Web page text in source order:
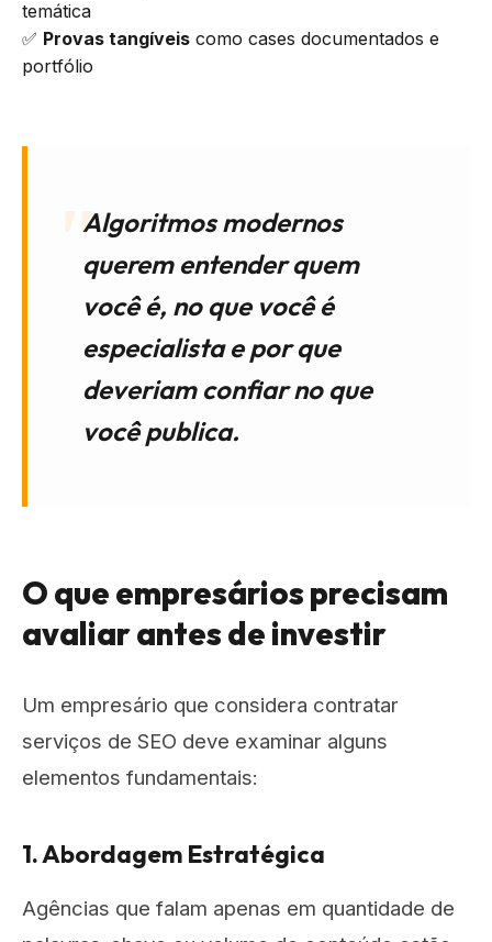
temática
✅ Provas tangíveis como cases documentados e
portfólio
Algoritmos modernos
querem entender quem
você é, no que você é
especialista e por que
deveriam confiar no que
você publica.
O que empresários precisam
avaliar antes de investir
Um empresário que considera contratar
serviços de SEO deve examinar alguns
elementos fundamentais:
1. Abordagem Estratégica
Agências que falam apenas em quantidade de